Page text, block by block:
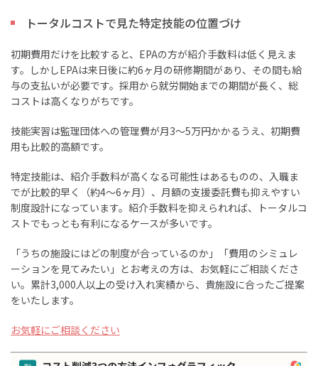
トータルコストで見た特定技能の位置づけ
初期費用だけを比較すると、EPAの方が紹介手数料は低く見えま
す。しかしEPAは来日後に約6ヶ月の研修期間があり、その間も給
与の支払いが必要です。採用から就労開始までの期間が長く、総
コストは高くなりがちです。
技能実習は監理団体への管理費が月3〜5万円かかるうえ、初期費
用も比較的高額です。
特定技能は、紹介手数料が高くなる可能性はあるものの、入職ま
でが比較的早く（約4〜6ヶ月）、月額の支援委託費も抑えやすい
制度設計になっています。紹介手数料を抑えられれば、トータルコ
ストでもっとも有利になるケースが多いです。
「うちの施設にはどの制度が合っているのか」「費用のシミュレ
ーションを見てみたい」とお考えの方は、お気軽にご相談くださ
い。累計3,000人以上の受け入れ実績から、貴施設に合ったご提案
をいたします。
お気軽にご相談ください